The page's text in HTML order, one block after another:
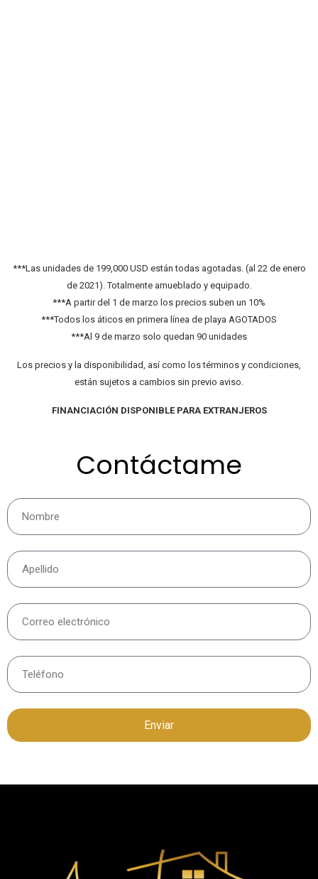
***Las unidades de 199,000 USD están todas agotadas. (al 22 de enero
de 2021). Totalmente amueblado y equipado.
***A partir del 1 de marzo los precios suben un 10%
***Todos los áticos en primera línea de playa AGOTADOS
***Al 9 de marzo solo quedan 90 unidades
Los precios y la disponibilidad, así como los términos y condiciones,
están sujetos a cambios sin previo aviso.
FINANCIACIÓN DISPONIBLE PARA EXTRANJEROS
Contáctame
Enviar